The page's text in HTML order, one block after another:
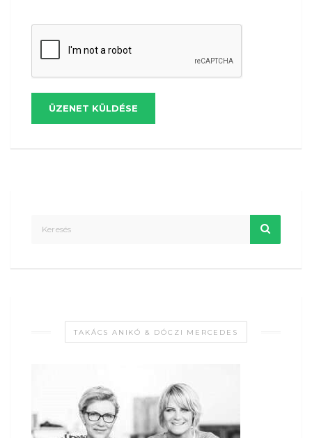
ÜZENET KÜLDÉSE
TAKÁCS ANIKÓ & DÓCZI MERCEDES